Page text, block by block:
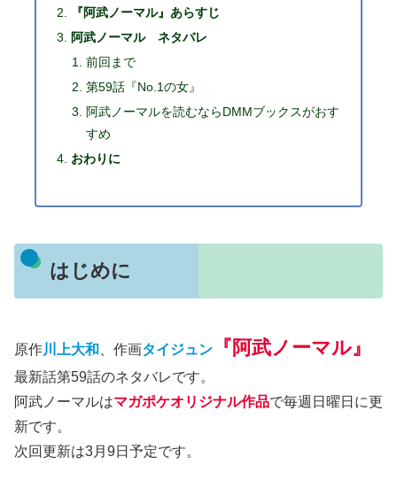
『阿武ノーマル』あらすじ
阿武ノーマル ネタバレ
前回まで
第59話『No.1の女』
阿武ノーマルを読むならDMMブックスがおす
すめ
おわりに
はじめに
原作川上大和 、作画タイジュン 『阿武ノーマル』
最新話第59話のネタバレです。
阿武ノーマルはマガポケオリジナル作品で毎週日曜日に更
新です。
次回更新は3月9日予定です。